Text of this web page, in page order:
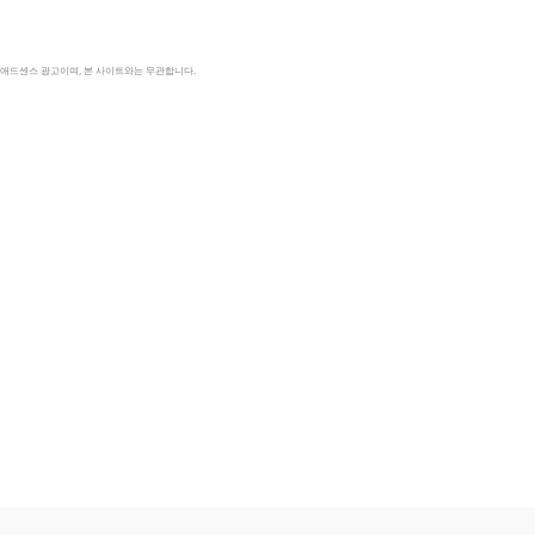
드센스 광고이며, 본 사이트와는 무관합니다.